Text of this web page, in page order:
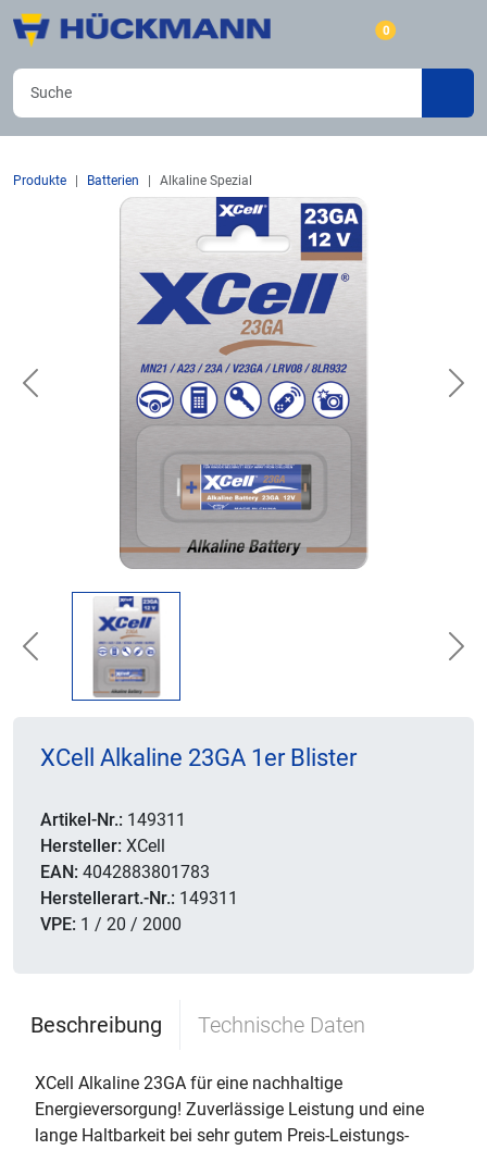
0
Produkte Batterien Alkaline Spezial
Previous
Previous
XCell Alkaline 23GA 1er Blister
Artikel-Nr.: 149311
Hersteller: XCell
EAN: 4042883801783
Herstellerart.-Nr.: 149311
VPE: 1 / 20 / 2000
Beschreibung Technische Daten
XCell Alkaline 23GA für eine nachhaltige
Energieversorgung! Zuverlässige Leistung und eine
lange Haltbarkeit bei sehr gutem Preis-Leistungs-